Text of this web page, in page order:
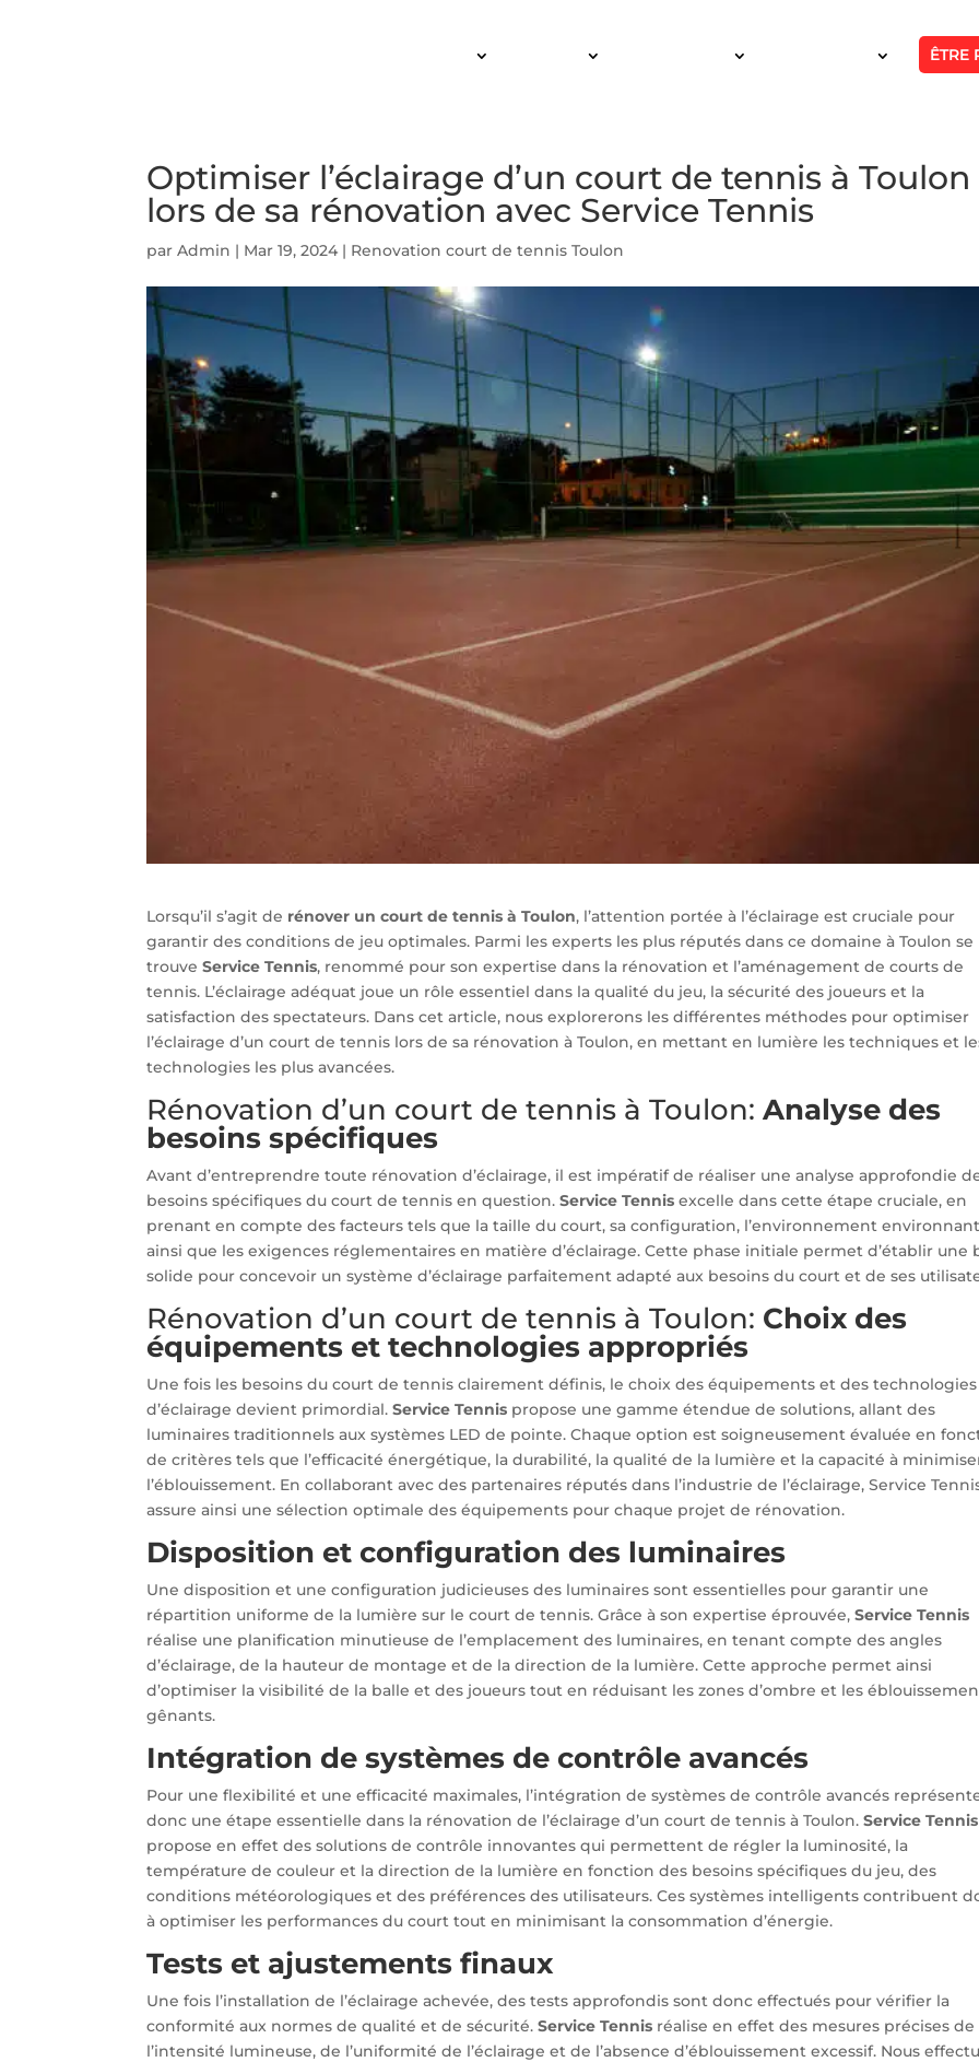
ÊTRE
Optimiser l’éclairage d’un court de tennis à Toulon
lors de sa rénovation avec Service Tennis
parAdmin | Mar 19, 2024 | Renovation court de tennis Toulon
Lorsqu’il s’agit de rénover un court de tennis à Toulon, l’attention portée à l’éclairage est cruciale pour
garantir des conditions de jeu optimales. Parmi les experts les plus réputés dans ce domaine à Toulon se
trouveService Tennis, renommé pour son expertise dans la rénovation et l’aménagement de courts de
tennis. L’éclairage adéquat joue un rôle essentiel dans la qualité du jeu, la sécurité des joueurs et la
satisfaction des spectateurs. Dans cet article, nous explorerons les différentes méthodes pour optimiser
l’éclairage d’un court de tennis lors de sa rénovation à Toulon, en mettant en lumière les techniques et
technologies les plus avancées.
Rénovation d’un court de tennis à Toulon:Analyse des
besoins spécifiques
Avant d’entreprendre toute rénovation d’éclairage, il est impératif de réaliser une analyse approfondie
besoins spécifiques du court de tennis en question.Service Tennis excelle dans cette étape cruciale, en
prenant en compte des facteurs tels que la taille du court, sa configuration, l’environnement
ainsi que les exigences réglementaires en matière d’éclairage. Cette phase initiale permet d’établir une
solide pour concevoir un système d’éclairage parfaitement adapté aux besoins du court et de ses
Rénovation d’un court de tennis à Toulon: Choix des
équipements et technologies appropriés
Une fois les besoins du court de tennis clairement définis, le choix des équipements et des technologies
d’éclairage devient primordial.Service Tennis propose une gamme étendue de solutions, allant des
luminaires traditionnels aux systèmes LED de pointe. Chaque option est soigneusement évaluée en
de critères tels que l’efficacité énergétique, la durabilité, la qualité de la lumière et la capacité à
l’éblouissement. En collaborant avec des partenaires réputés dans l’industrie de l’éclairage, Service
assure ainsi une sélection optimale des équipements pour chaque projet de rénovation.
Disposition et configuration des luminaires
Une disposition et une configuration judicieuses des luminaires sont essentielles pour garantir une
répartition uniforme de la lumière sur le court de tennis. Grâce à son expertise éprouvée,Service Tennis
réalise une planification minutieuse de l’emplacement des luminaires, en tenant compte des angles
d’éclairage, de la hauteur de montage et de la direction de la lumière. Cette approche permet ainsi
d’optimiser la visibilité de la balle et des joueurs tout en réduisant les zones d’ombre et les
gênants.
Intégration de systèmes de contrôle avancés
Pour une flexibilité et une efficacité maximales, l’intégration de systèmes de contrôle avancés
donc une étape essentielle dans la rénovation de l’éclairage d’un court de tennis à Toulon.Service Tennis
propose en effet des solutions de contrôle innovantes qui permettent de régler la luminosité, la
température de couleur et la direction de la lumière en fonction des besoins spécifiques du jeu, des
conditions météorologiques et des préférences des utilisateurs. Ces systèmes intelligents contribuent
à optimiser les performances du court tout en minimisant la consommation d’énergie.
Tests et ajustements finaux
Une fois l’installation de l’éclairage achevée, des tests approfondis sont donc effectués pour vérifier la
conformité aux normes de qualité et de sécurité.Service Tennis réalise en effet des mesures précises de
l’intensité lumineuse, de l’uniformité de l’éclairage et de l’absence d’éblouissement excessif. Nous